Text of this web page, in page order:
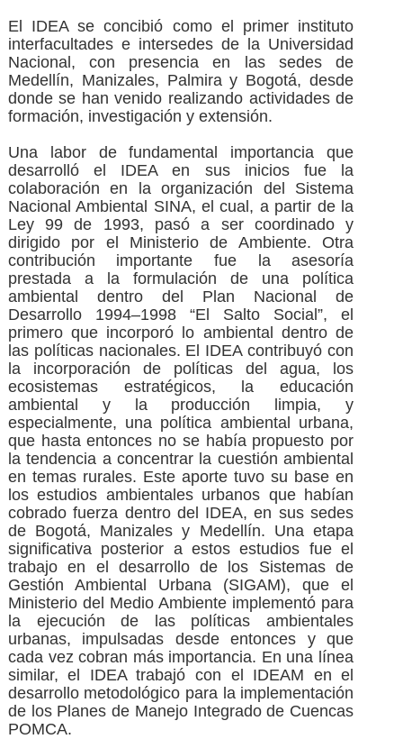
El IDEA se concibió como el primer instituto
interfacultades e intersedes de la Universidad
Nacional, con presencia en las sedes de
Medellín, Manizales, Palmira y Bogotá, desde
donde se han venido realizando actividades de
formación, investigación y extensión.
Una labor de fundamental importancia que
desarrolló el IDEA en sus inicios fue la
colaboración en la organización del Sistema
Nacional Ambiental SINA, el cual, a partir de la
Ley 99 de 1993, pasó a ser coordinado y
dirigido por el Ministerio de Ambiente. Otra
contribución importante fue la asesoría
prestada a la formulación de una política
ambiental dentro del Plan Nacional de
Desarrollo 1994–1998 “El Salto Social”, el
primero que incorporó lo ambiental dentro de
las políticas nacionales. El IDEA contribuyó con
la incorporación de políticas del agua, los
ecosistemas estratégicos, la educación
ambiental y la producción limpia, y
especialmente, una política ambiental urbana,
que hasta entonces no se había propuesto por
la tendencia a concentrar la cuestión ambiental
en temas rurales. Este aporte tuvo su base en
los estudios ambientales urbanos que habían
cobrado fuerza dentro del IDEA, en sus sedes
de Bogotá, Manizales y Medellín. Una etapa
significativa posterior a estos estudios fue el
trabajo en el desarrollo de los Sistemas de
Gestión Ambiental Urbana (SIGAM), que el
Ministerio del Medio Ambiente implementó para
la ejecución de las políticas ambientales
urbanas, impulsadas desde entonces y que
cada vez cobran más importancia. En una línea
similar, el IDEA trabajó con el IDEAM en el
desarrollo metodológico para la implementación
de los Planes de Manejo Integrado de Cuencas
POMCA.